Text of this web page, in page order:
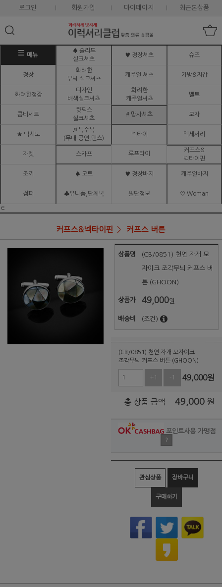
로그인 회원가입 마이페이지 최근본상품
메뉴
♠ 솔리드
실크셔츠
♥ 정장셔츠 슈즈
정장
화려한
무늬 실크셔츠
캐주얼 셔츠 가방&지갑
화려한정장
디자인
배색실크셔츠
화려한
캐주얼셔츠
벨트
콤비세트
핫픽스
실크셔츠
# 망사셔츠 모자
★ 턱시도
♬ 특수복
(무대.공연,댄스)
넥타이 액세서리
자켓 스카프 루프타이
커프스&
넥타이핀
조끼 ♠ 코트 ♥ 정장바지 캐주얼바지
점퍼 ♣유니폼,단체복 원단정보 ♡ Woman
ㅌ
커프스&넥타이핀 커프스 버튼
상품명 (CB/0851) 천연 자개 모
자이크 조각무늬 커프스 버
튼 (GHOON)
상품가 49,000원
배송비 (조건)
(CB/0851) 천연 자개 모자이크
조각무늬 커프스 버튼 (GHOON)
+1 -1 49,000원
총 상품 금액 49,000 원
포인트사용 가맹점
?
관심상품 장바구니
구매하기